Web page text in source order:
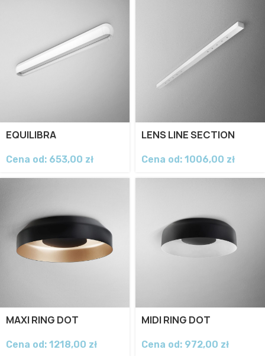
EQUILIBRA
Cena od: 653,00 zł
LENS LINE SECTION
Cena od: 1006,00 zł
MAXI RING DOT
Cena od: 1218,00 zł
MIDI RING DOT
Cena od: 972,00 zł